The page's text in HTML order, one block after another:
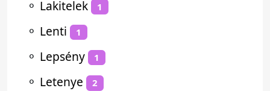
⚬ Lakitelek 1
⚬ Lenti 1
⚬ Lepsény 1
⚬ Letenye 2